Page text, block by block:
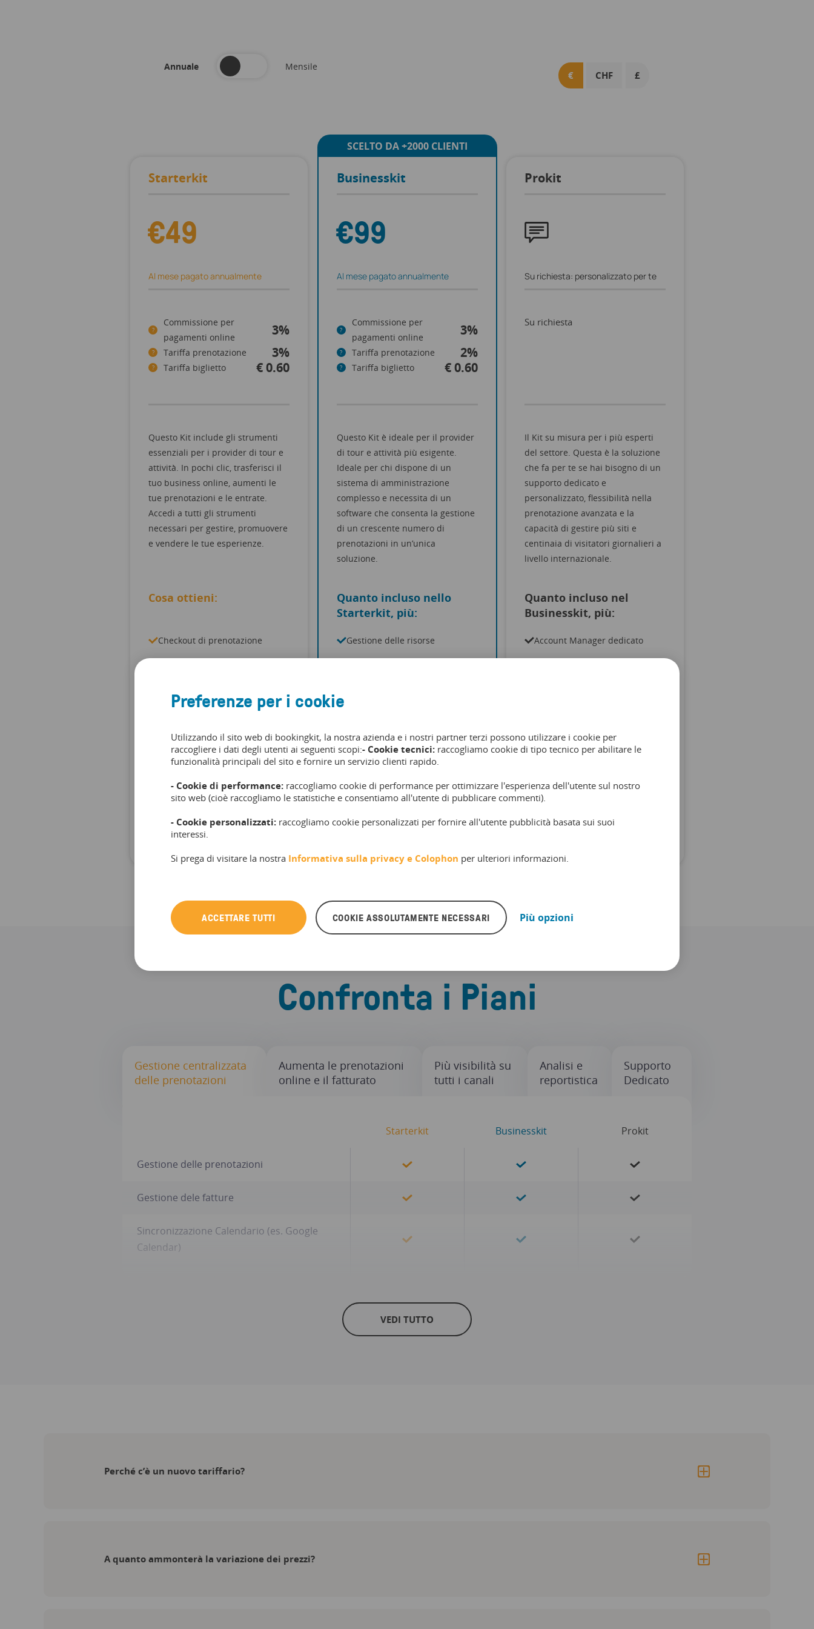
Annuale Mensile
€ CHF £
Starterkit
€49
Al mese pagato annualmente
?
Commissione per
pagamenti online
3%
? Tariffa prenotazione 3%
? Tariffa biglietto € 0.60
Questo Kit include gli strumenti
essenziali per i provider di tour e
attività. In pochi clic, trasferisci il
tuo business online, aumenti le
tue prenotazioni e le entrate.
Accedi a tutti gli strumenti
necessari per gestire, promuovere
e vendere le tue esperienze.
Cosa ottieni:
Checkout di prenotazione
Gestione delle prenotazioni
RICHIEDI PREVENTIVO
SCELTO DA +2000 CLIENTI
Businesskit
€99
Al mese pagato annualmente
?
Commissione per
pagamenti online
3%
? Tariffa prenotazione 2%
? Tariffa biglietto € 0.60
Questo Kit è ideale per il provider
di tour e attività più esigente.
Ideale per chi dispone di un
sistema di amministrazione
complesso e necessita di un
software che consenta la gestione
di un crescente numero di
prenotazioni in un’unica
soluzione.
Quanto incluso nello
Starterkit, più:
Gestione delle risorse
Channel Manager
Pausa stagionale
10 Utenti
RICHIEDI PREVENTIVO
Prokit
Su richiesta: personalizzato per te
Su richiesta
Il Kit su misura per i più esperti
del settore. Questa è la soluzione
che fa per te se hai bisogno di un
supporto dedicato e
personalizzato, flessibilità nella
prenotazione avanzata e la
capacità di gestire più siti e
centinaia di visitatori giornalieri a
livello internazionale.
Quanto incluso nel
Businesskit, più:
Account Manager dedicato
Servizio prioritario
Numero di Utenti illimitato
PARLA CON L’ESPERTO
Confronta i Piani
Gestione centralizzata
delle prenotazioni
Aumenta le prenotazioni
online e il fatturato
Più visibilità su
tutti i canali
Analisi e
reportistica
Supporto
Dedicato
Starterkit Businesskit Prokit
Gestione delle prenotazioni
Gestione dele fatture
Sincronizzazione Calendario (es. Google
Calendar)
Gestione sedi multiple
VEDI TUTTO
Perché c’è un nuovo tariffario?
A quanto ammonterà la variazione dei prezzi?
Preferenze per i cookie
Utilizzando il sito web di bookingkit, la nostra azienda e i nostri partner terzi possono utilizzare i cookie per
raccogliere i dati degli utenti ai seguenti scopi:- Cookie tecnici: raccogliamo cookie di tipo tecnico per abilitare le
funzionalità principali del sito e fornire un servizio clienti rapido.
- Cookie di performance: raccogliamo cookie di performance per ottimizzare l'esperienza dell'utente sul nostro
sito web (cioè raccogliamo le statistiche e consentiamo all'utente di pubblicare commenti).
- Cookie personalizzati: raccogliamo cookie personalizzati per fornire all'utente pubblicità basata sui suoi
interessi.
Si prega di visitare la nostra Informativa sulla privacy e Colophon per ulteriori informazioni.
ACCETTARE TUTTI COOKIE ASSOLUTAMENTE NECESSARI Più opzioni